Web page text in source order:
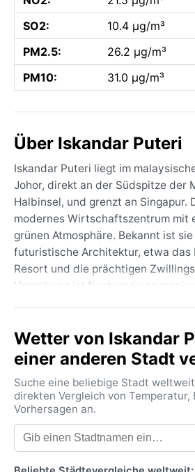
SO2:
10.4 µg/m³
PM2.5:
26.2 µg/m³
PM10:
31.0 µg/m³
Über Iskandar Puteri
Iskandar Puteri liegt im
Johor, direkt an der Südspitze der
Halbinsel, und grenzt an Singapur.
modernes Wirtschaftszentrum mit
grünen Atmosphäre. Bekannt ist
futuristische Architektur, etwa das
Resort und die prächtigen
Umgebung ist flach und von
Singapur und der malaiischen
Lebensstil hier lebendig und
Das Klima entspricht der Köppen-
tropischen Regenwald. Ganzjährig
gleichbleibend hohe Temperaturen
begleitet von hoher
Regen fällt intensiv und häufig,
Wetter von Iskandar
einer anderen Stadt
Suche eine beliebige Stadt
direkten Vergleich von Temperatur,
Vorhersagen an.